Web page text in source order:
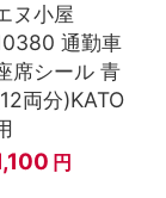
ヌ小屋
通勤車
席シール 青
両分)KATO
円